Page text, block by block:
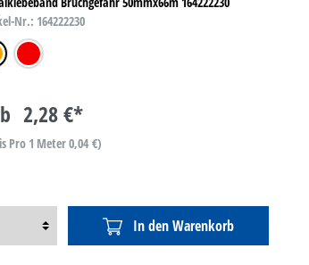
Nr.: 164222230
2,28 €*
Pro 1 Meter 0,04 €)
In den Warenkorb